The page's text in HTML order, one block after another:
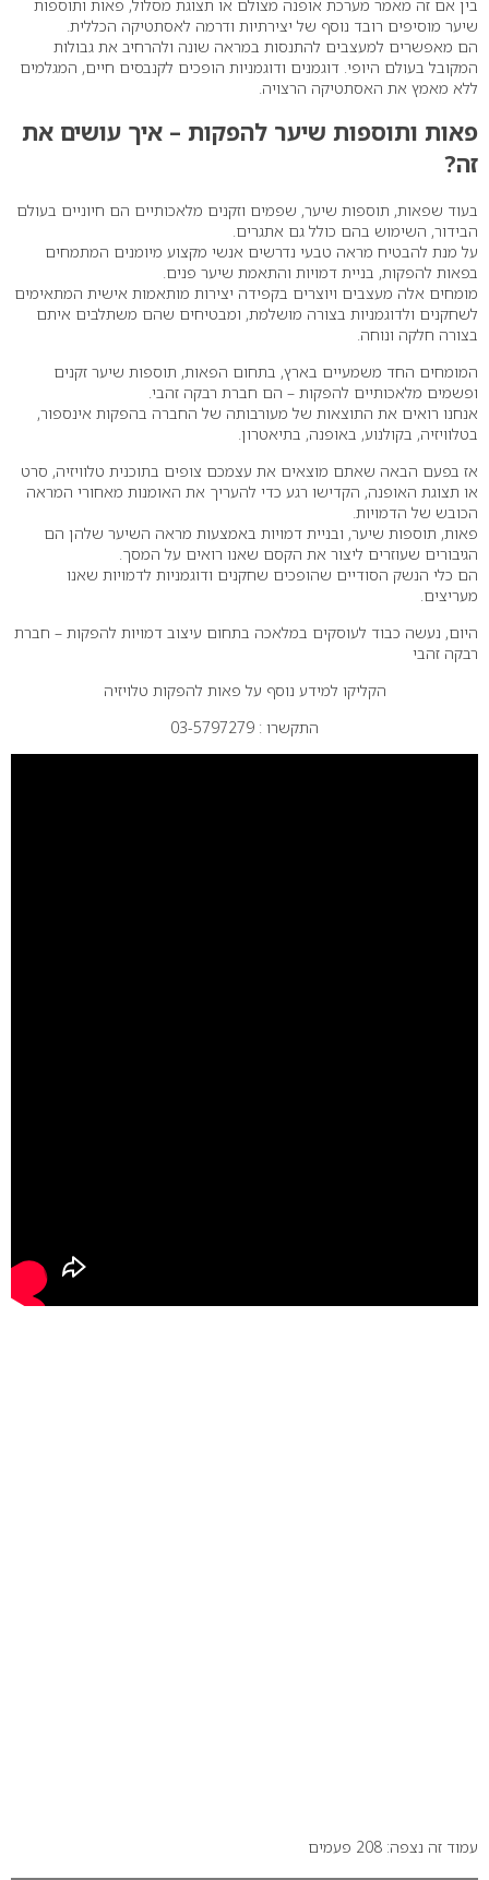
בין אם זה מאמר מערכת אופנה מצולם או תצוגת מסלול, פאות ותוספות
שיער מוסיפים רובד נוסף של יצירתיות ודרמה לאסתטיקה הכללית.
הם מאפשרים למעצבים להתנסות במראה שונה ולהרחיב את גבולות
המקובל בעולם היופי. דוגמנים ודוגמניות הופכים לקנבסים חיים, המגלמים
ללא מאמץ את האסתטיקה הרצויה.
פאות ותוספות שיער להפקות – איך עושים את
זה?
בעוד שפאות, תוספות שיער, שפמים וזקנים מלאכותיים הם חיוניים בעולם
הבידור, השימוש בהם כולל גם אתגרים.
על מנת להבטיח מראה טבעי נדרשים אנשי מקצוע מיומנים המתמחים
בפאות להפקות, בניית דמויות והתאמת שיער פנים.
מומחים אלה מעצבים ויוצרים בקפידה יצירות מותאמות אישית המתאימים
לשחקנים ולדוגמניות בצורה מושלמת, ומבטיחים שהם משתלבים איתם
בצורה חלקה ונוחה.
המומחים החד משמעיים בארץ, בתחום הפאות, תוספות שיער זקנים
ופשמים מלאכותיים להפקות – הם חברת רבקה זהבי.
אנחנו רואים את התוצאות של מעורבותה של החברה בהפקות אינספור,
בטלוויזיה, בקולנוע, באופנה, בתיאטרון.
אז בפעם הבאה שאתם מוצאים את עצמכם צופים בתוכנית טלוויזיה, סרט
או תצוגת האופנה, הקדישו רגע כדי להעריך את האומנות מאחורי המראה
הכובש של הדמויות.
פאות, תוספות שיער, ובניית דמויות באמצעות מראה השיער שלהן הם
הגיבורים שעוזרים ליצור את הקסם שאנו רואים על המסך.
הם כלי הנשק הסודיים שהופכים שחקנים ודוגמניות לדמויות שאנו
מעריצים.
היום, נעשה כבוד לעוסקים במלאכה בתחום עיצוב דמויות להפקות – חברת
רבקה זהבי
הקליקו למידע נוסף על פאות להפקות טלויזיה
התקשרו : 03-5797279
עמוד זה נצפה: 208 פעמים